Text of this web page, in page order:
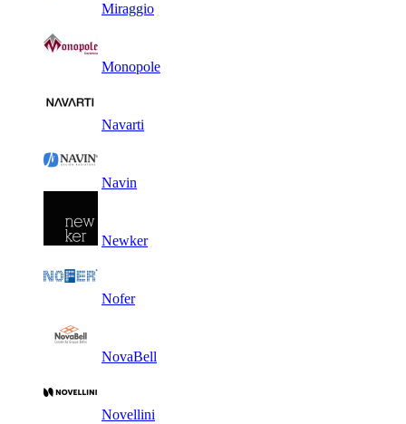
Miraggio
Monopole
Navarti
Navin
Newker
Nofer
NovaBell
Novellini